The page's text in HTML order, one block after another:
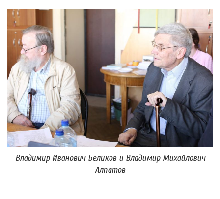
Владимир Иванович Беликов и Владимир Михайлович
Алпатов